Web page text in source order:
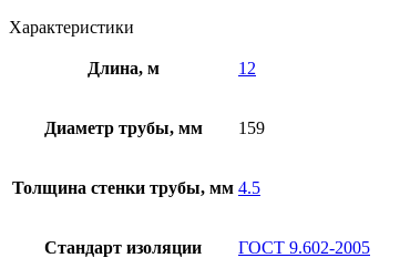
Характеристики
Длина, м 12
Диаметр трубы, мм 159
Толщина стенки трубы, мм 4.5
Стандарт изоляции ГОСТ 9.602-2005